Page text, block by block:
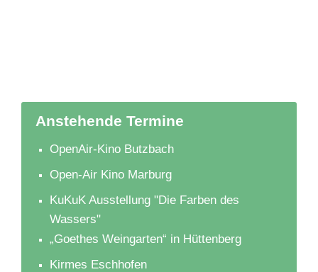
Anstehende Termine
OpenAir-Kino Butzbach
Open-Air Kino Marburg
KuKuK Ausstellung "Die Farben des
Wassers"
„Goethes Weingarten“ in Hüttenberg
Kirmes Eschhofen